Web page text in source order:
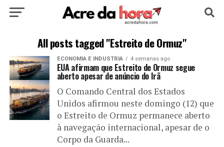
HOME POLÍTICA CULTURA ESPORTE
EDUCAÇÃO NOTÍCIA MUNDO
All posts tagged "Estreito de Ormuz"
ECONOMIA E INDUSTRIA 4 semanas ago
EUA afirmam que Estreito de Ormuz segue
aberto apesar de anúncio do Irã
O Comando Central dos Estados
Unidos afirmou neste domingo (12) que
o Estreito de Ormuz permanece aberto
à navegação internacional, apesar de o
Corpo da Guarda...